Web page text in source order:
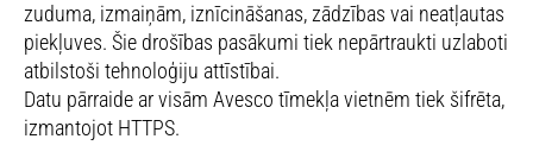
zuduma, izmaiņām, iznīcināšanas, zādzības vai neatļautas
piekļuves. Šie drošības pasākumi tiek nepārtraukti uzlaboti
atbilstoši tehnoloģiju attīstībai.
Datu pārraide ar visām Avesco tīmekļa vietnēm tiek šifrēta,
izmantojot HTTPS.